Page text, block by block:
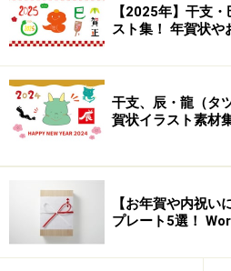
季節・花・星・動物・ノートな
【2025年】干支
スト集！ 年賀状や
干支、辰・龍（タ
賀状イラスト素材
【お年賀や内祝
プレート5選！